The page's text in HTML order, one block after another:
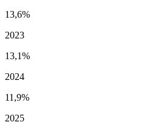
13,6%
2023
13,1%
2024
11,9%
2025